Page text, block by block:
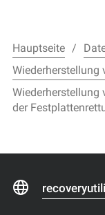
Hauptseite
Wiederherstellung
Wiederherstellung
der